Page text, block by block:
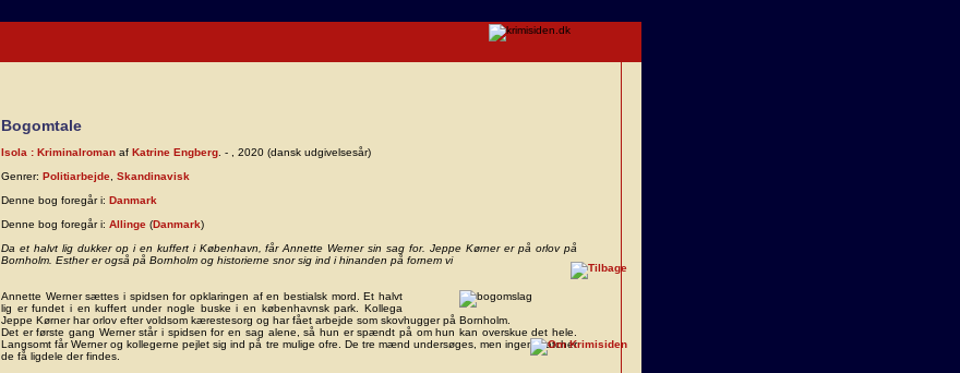
Bogomtale
Isola : Kriminalroman af Katrine Engberg . - , 2020 (dansk udgivelsesår)
Genrer: Politiarbejde Skandinavisk
Denne bog foregår i: Danmark
Denne bog foregår i: Allinge (Danmark)
Da et halvt lig dukker op i en kuffert i København, får Annette Werner sin sag for. Jeppe Kørner er på orlov på
Bornholm. Esther er også på Bornholm og historierne snor sig ind i hinanden på fornem vi
Annette Werner sættes i spidsen for opklaringen af en bestialsk mord. Et halvt
lig er fundet i en kuffert under nogle buske i en københavnsk park. Kollega
Jeppe Kørner har orlov efter voldsom kærestesorg og har fået arbejde som skovhugger på Bornholm.
Det er første gang Werner står i spidsen for en sag alene, så hun er spændt på om hun kan overskue det hele.
Langsomt får Werner og kollegerne pejlet sig ind på tre mulige ofre. De tre mænd undersøges, men ingen matcher
de få ligdele der findes.